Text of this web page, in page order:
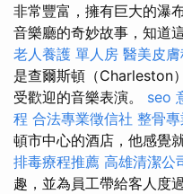
非常豐富，擁有巨大的瀑
音樂廳的奇妙故事，知道
老人養護 單人房 醫美皮
是查爾斯頓（Charleston
受歡迎的音樂表演。 seo
程 合法專業徵信社 整骨
頓市中心的酒店，他感覺
排毒療程推薦 高雄清潔公
趣，並為員工帶給客人度